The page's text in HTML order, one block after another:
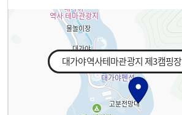
대가야역사테마관광지 제3캠핑